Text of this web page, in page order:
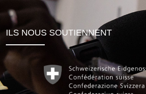
ILS NOUS SOUTIENNENT